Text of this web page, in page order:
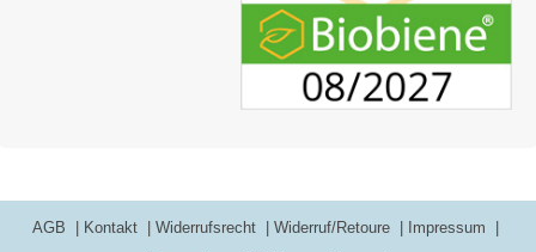
AGB Kontakt Widerrufsrecht Widerruf/Retoure
Impressum